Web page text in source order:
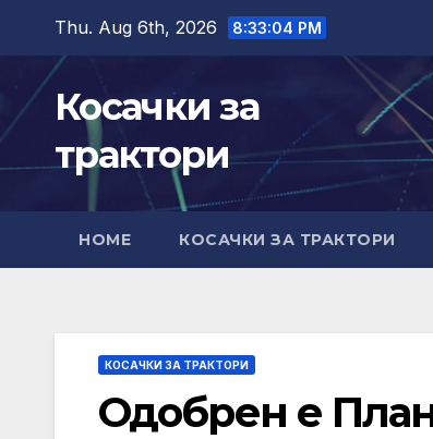
content
Thu. Aug 6th, 2026 8:33:05 PM
Косачки за
трактори
HOME КОСАЧКИ ЗА ТРАКТОРИ
КОСАЧКИ ЗА ТРАКТОРИ
Одобрен е